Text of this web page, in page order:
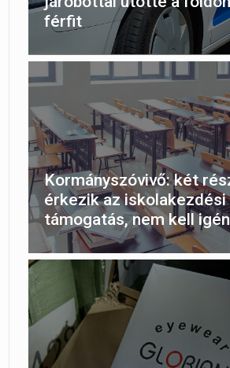
férfit
Kormányszóvivő: két
érkezik az iskolakezdési
támogatás, nem kell